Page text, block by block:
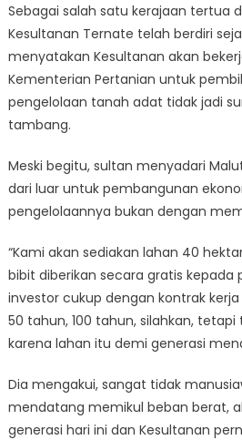
Sebagai salah satu kerajaan tertua
Kesultanan Ternate telah berdiri
menyatakan Kesultanan akan
Kementerian Pertanian untuk
pengelolaan tanah adat tidak jadi
tambang.
Meski begitu, sultan menyadari
dari luar untuk pembangunan
pengelolaannya bukan dengan
“Kami akan sediakan lahan 40
bibit diberikan secara gratis kepada
investor cukup dengan kontrak
50 tahun, 100 tahun, silahkan,
karena lahan itu demi generasi
Dia mengakui, sangat tidak
mendatang memikul beban berat,
generasi hari ini dan Kesultanan